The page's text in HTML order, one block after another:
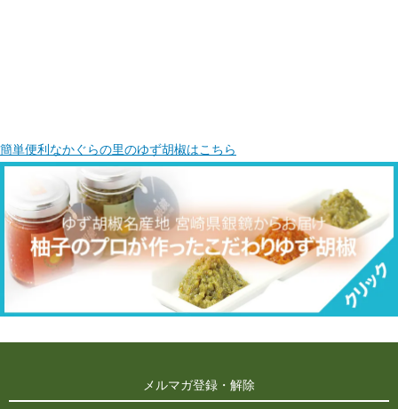
簡単便利なかぐらの里のゆず胡椒はこちら
メルマガ登録・解除